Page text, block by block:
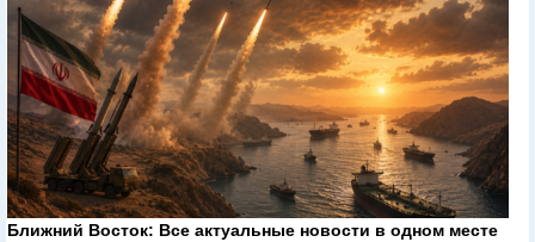
Ближний Восток: Все актуальные новости в одном месте